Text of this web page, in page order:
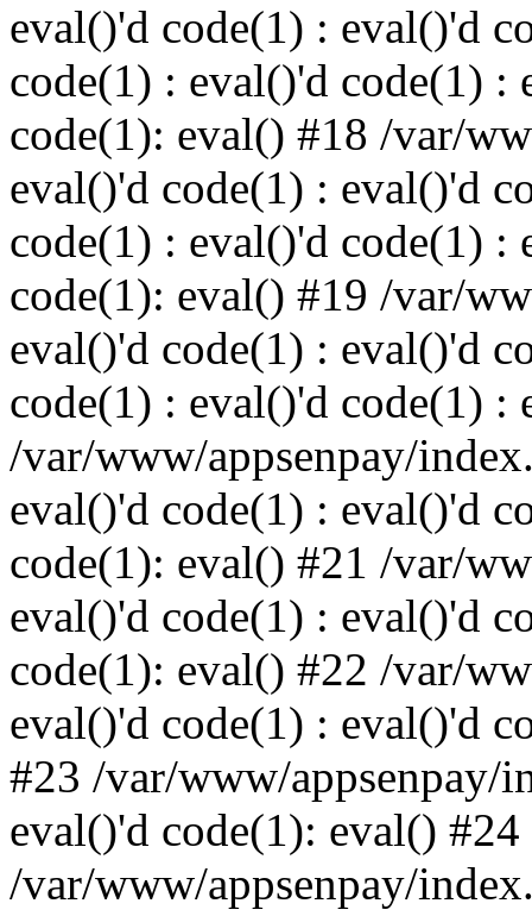
eval()'d code(1) : eval()'d
code(1) : eval()'d code(1) :
code(1): eval() #18 /var/
eval()'d code(1) : eval()'d
code(1) : eval()'d code(1) :
code(1): eval() #19 /var/
eval()'d code(1) : eval()'d
code(1) : eval()'d code(1) :
/var/www/appsenpay/
eval()'d code(1) : eval()'d
code(1): eval() #21 /var/
eval()'d code(1) : eval()'d
code(1): eval() #22 /var/
eval()'d code(1) : eval()'d
#23 /var/www/appsenpay/
eval()'d code(1): eval() #24
/var/www/appsenpay/